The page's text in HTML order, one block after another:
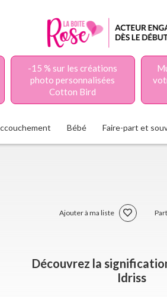
-15 % sur les créations
photo personnalisées
Cotton Bird
Bébé Faire-part et
Ajouter à ma liste
Découvrez la
Idriss